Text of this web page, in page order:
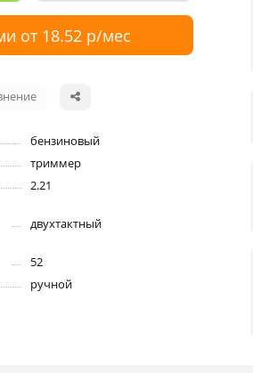
от 18.52 р/мес
бензиновый
триммер
2.21
двухтактный
52
ручной